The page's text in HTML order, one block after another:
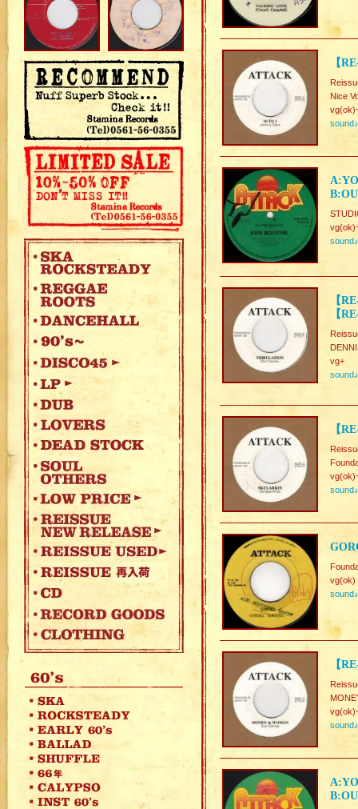
【
Nice
sound♪
sound♪
【
【
vg+
sound♪
【
sound♪
vg(ok)
sound♪
【
sound♪